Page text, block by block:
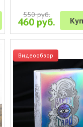
550 руб.
460 руб.
Видеообзор